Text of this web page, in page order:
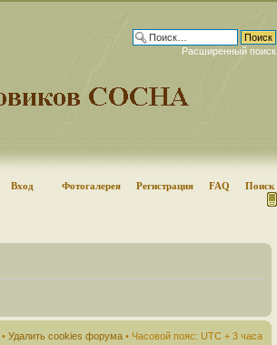
Расширенный поиск
Вход Фотогалерея Регистрация FAQ Поиск
• Удалить cookies форума • Часовой пояс: UTC + 3 часа